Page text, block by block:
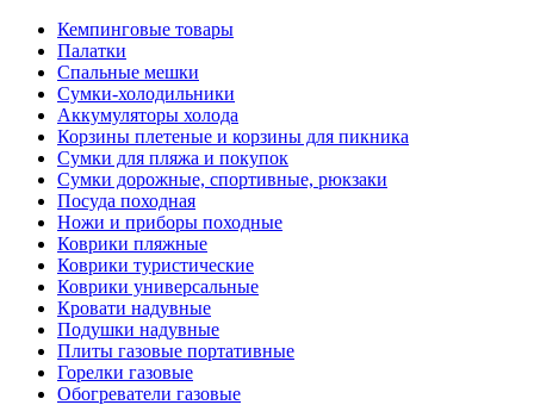
Кемпинговые товары
Палатки
Спальные мешки
Сумки-холодильники
Аккумуляторы холода
Корзины плетеные и корзины для пикника
Сумки для пляжа и покупок
Сумки дорожные, спортивные, рюкзаки
Посуда походная
Ножи и приборы походные
Коврики пляжные
Коврики туристические
Коврики универсальные
Кровати надувные
Подушки надувные
Плиты газовые портативные
Горелки газовые
Обогреватели газовые